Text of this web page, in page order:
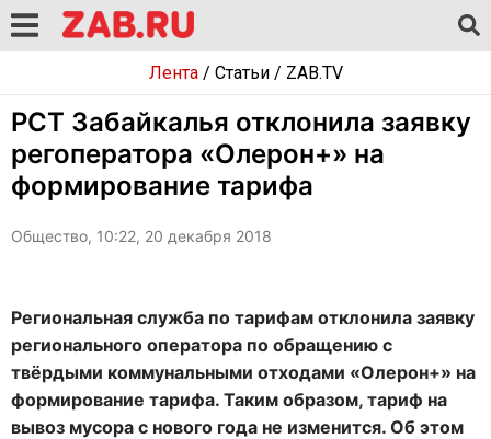
Лента/ Статьи/ ZAB.TV
РСТ Забайкалья отклонила заявку
регоператора «Олерон+» на
формирование тарифа
Общество, 10:22, 20 декабря 2018
Региональная служба по тарифам отклонила заявку
регионального оператора по обращению с
твёрдыми коммунальными отходами «Олерон+» на
формирование тарифа. Таким образом, тариф на
вывоз мусора с нового года не изменится. Об этом